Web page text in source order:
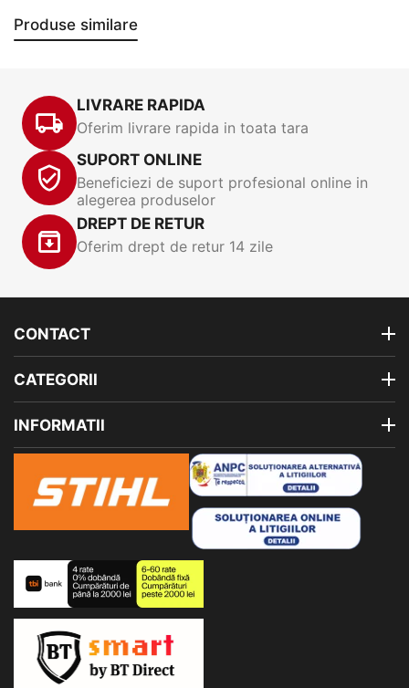
Produse similare
LIVRARE RAPIDA
Oferim livrare rapida in toata tara
SUPORT ONLINE
Beneficiezi de suport profesional online in
alegerea produselor
DREPT DE RETUR
Oferim drept de retur 14 zile
CONTACT
CATEGORII
INFORMATII